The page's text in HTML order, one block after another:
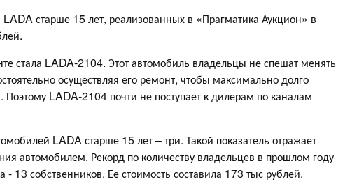
старше 15 лет, реализованных в «Прагматика Аукцион» в
стала LADA-2104. Этот автомобиль владельцы не спешат менять
осуществляя его ремонт, чтобы максимально долго
Поэтому LADA-2104 почти не поступает к дилерам по каналам
LADA старше 15 лет – три. Такой показатель отражает
автомобилем. Рекорд по количеству владельцев в прошлом году
13 собственников. Ее стоимость составила 173 тыс рублей.